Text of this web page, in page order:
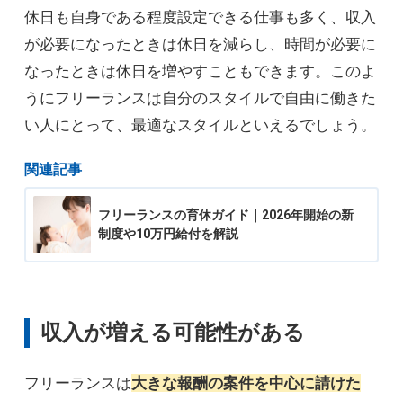
休日も自身である程度設定できる仕事も多く、収入
が必要になったときは休日を減らし、時間が必要に
なったときは休日を増やすこともできます。このよ
うにフリーランスは自分のスタイルで自由に働きた
い人にとって、最適なスタイルといえるでしょう。
関連記事
フリーランスの育休ガイド｜2026年開始の新
制度や10万円給付を解説
収入が増える可能性がある
フリーランスは大きな報酬の案件を中心に請けた